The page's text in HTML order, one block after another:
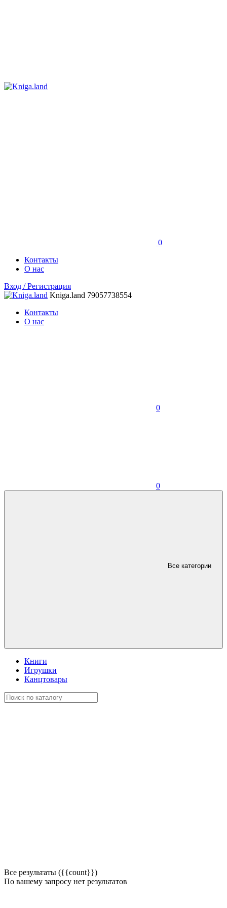
0
Контакты
О нас
Вход / Регистрация
Kniga.land 79057738554
Контакты
О нас
0
0
Все категории
Книги
Игрушки
Канцтовары
Все результаты ({{count}})
По вашему запросу нет результатов